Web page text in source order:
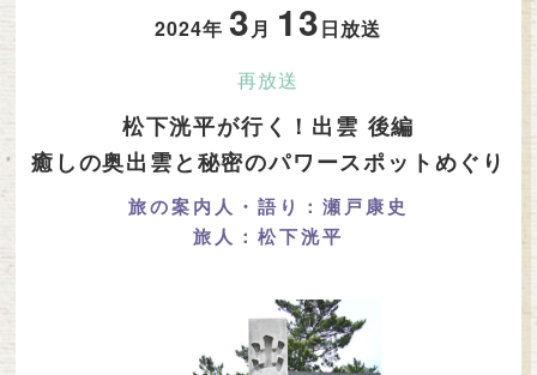
2024年 3月 13日放送
再放送
松下洸平が行く！出雲 後編
癒しの奥出雲と秘密のパワースポットめぐり
旅の案内人・語り：瀬戸康史
旅人：松下洸平